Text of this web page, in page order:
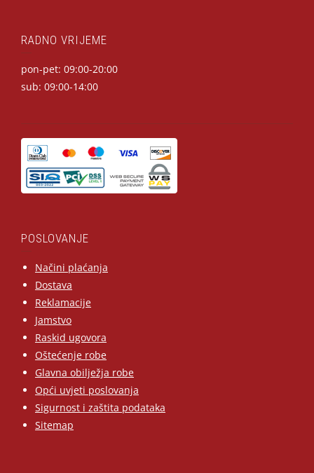
RADNO VRIJEME
pon-pet: 09:00-20:00
sub: 09:00-14:00
POSLOVANJE
Načini plaćanja
Dostava
Reklamacije
Jamstvo
Raskid ugovora
Oštećenje robe
Glavna obilježja robe
Opći uvjeti poslovanja
Sigurnost i zaštita podataka
Sitemap